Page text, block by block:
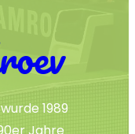
1989
Jahre